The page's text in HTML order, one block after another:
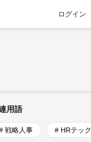
ログイン
用語
戦略人事 # HRテック